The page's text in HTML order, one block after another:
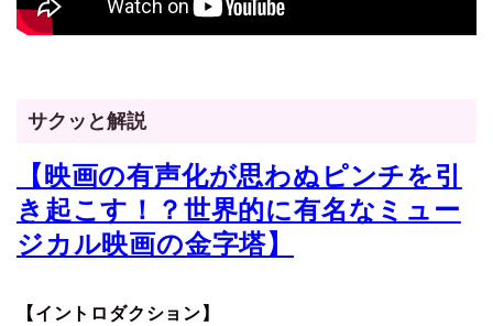
サクッと解説
【映画の有声化が思わぬピンチを引
き起こす！？世界的に有名なミュー
ジカル映画の金字塔】
【イントロダクション】